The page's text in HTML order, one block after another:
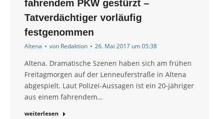
fahrendem PKW gestürzt –
Tatverdächtiger vorläufig
festgenommen
Altena von Redaktion 26. Mai 2017 um 05:38
Altena. Dramatische Szenen haben sich am frühen
Freitagmorgen auf der Lenneuferstraße in Altena
abgespielt. Laut Polizei-Aussagen ist ein 20-jähriger
aus einem fahrendem…
weiterlesen